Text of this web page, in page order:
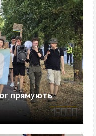
прямують